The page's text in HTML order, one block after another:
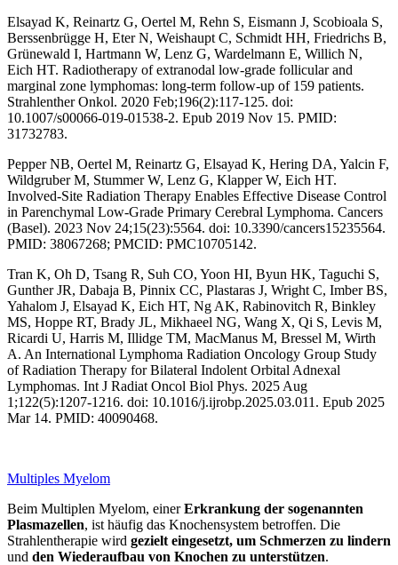
Elsayad K, Reinartz G, Oertel M, Rehn S, Eismann J, Scobioala S,
Berssenbrügge H, Eter N, Weishaupt C, Schmidt HH, Friedrichs B,
Grünewald I, Hartmann W, Lenz G, Wardelmann E, Willich N,
Eich HT. Radiotherapy of extranodal low-grade follicular and
marginal zone lymphomas: long-term follow-up of 159 patients.
Strahlenther Onkol. 2020 Feb;196(2):117-125. doi:
10.1007/s00066-019-01538-2. Epub 2019 Nov 15. PMID:
31732783.
Pepper NB, Oertel M, Reinartz G, Elsayad K, Hering DA, Yalcin F,
Wildgruber M, Stummer W, Lenz G, Klapper W, Eich HT.
Involved-Site Radiation Therapy Enables Effective Disease Control
in Parenchymal Low-Grade Primary Cerebral Lymphoma. Cancers
(Basel). 2023 Nov 24;15(23):5564. doi: 10.3390/cancers15235564.
PMID: 38067268; PMCID: PMC10705142.
Tran K, Oh D, Tsang R, Suh CO, Yoon HI, Byun HK, Taguchi S,
Gunther JR, Dabaja B, Pinnix CC, Plastaras J, Wright C, Imber BS,
Yahalom J, Elsayad K, Eich HT, Ng AK, Rabinovitch R, Binkley
MS, Hoppe RT, Brady JL, Mikhaeel NG, Wang X, Qi S, Levis M,
Ricardi U, Harris M, Illidge TM, MacManus M, Bressel M, Wirth
A. An International Lymphoma Radiation Oncology Group Study
of Radiation Therapy for Bilateral Indolent Orbital Adnexal
Lymphomas. Int J Radiat Oncol Biol Phys. 2025 Aug
1;122(5):1207-1216. doi: 10.1016/j.ijrobp.2025.03.011. Epub 2025
Mar 14. PMID: 40090468.
Multiples Myelom
Beim Multiplen Myelom, einerErkrankung der sogenannten
Plasmazellen, ist häufig das Knochensystem betroffen. Die
Strahlentherapie wird gezielt eingesetzt, um Schmerzen zu lindern
und den Wiederaufbau von Knochen zu unterstützen.